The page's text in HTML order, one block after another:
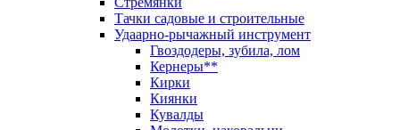
Тачки садовые и строительные
Удаарно-рычажный инструмент
Гвоздодеры, зубила, лом
Кернеры**
Кирки
Киянки
Кувалды